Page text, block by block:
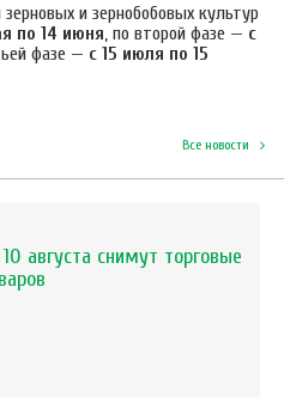
и зернобобовых культур
по 14 июня, по второй фазе — с
фазе — с 15 июля по 15
Все новости
августа снимут торговые